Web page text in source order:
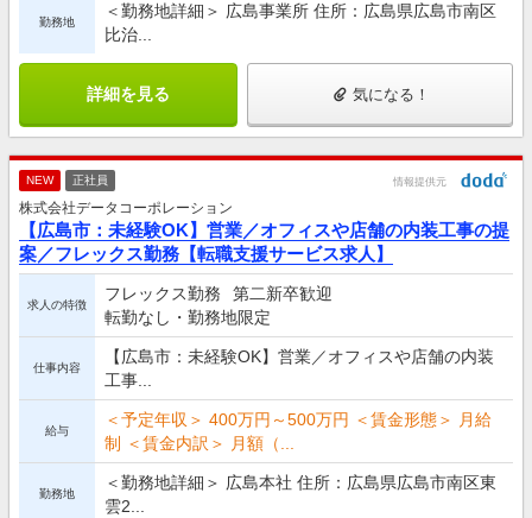
勤務地
＜勤務地詳細＞ 広島事業所 住所：広島県広島市南区
比治...
詳細を見る 気になる！
NEW 正社員 情報提供元
株式会社データコーポレーション
【広島市：未経験OK】営業／オフィスや店舗の内装工事の提
案／フレックス勤務【転職支援サービス求人】
求人の特徴
フレックス勤務
第二新卒歓迎
転勤なし・勤務地限定
仕事内容
【広島市：未経験OK】営業／オフィスや店舗の内装
工事...
給与
＜予定年収＞ 400万円～500万円 ＜賃金形態＞ 月給
制 ＜賃金内訳＞ 月額（...
勤務地
＜勤務地詳細＞ 広島本社 住所：広島県広島市南区東
雲2...